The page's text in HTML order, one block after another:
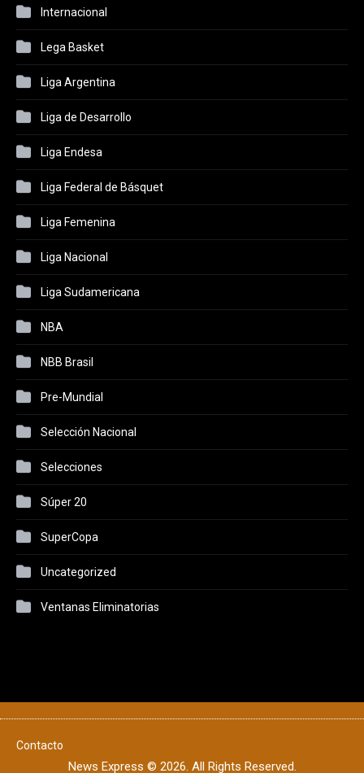
Internacional
Lega Basket
Liga Argentina
Liga de Desarrollo
Liga Endesa
Liga Federal de Básquet
Liga Femenina
Liga Nacional
Liga Sudamericana
NBA
NBB Brasil
Pre-Mundial
Selección Nacional
Selecciones
Súper 20
SuperCopa
Uncategorized
Ventanas Eliminatorias
Contacto
News Express © 2026. All Rights Reserved.